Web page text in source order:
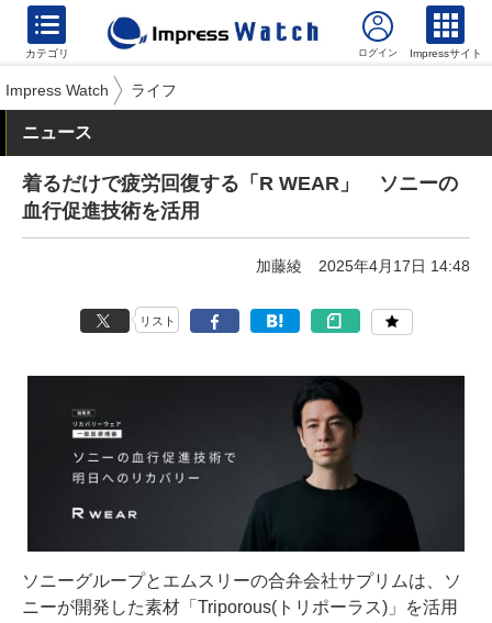
カテゴリ Impressサイト
Impress Watch ライフ
ニュース
着るだけで疲労回復する「R WEAR」 ソニーの
血行促進技術を活用
加藤綾 2025年4月17日 14:48
リスト
ソニーグループとエムスリーの合弁会社サプリムは、ソ
ニーが開発した素材「Triporous(トリポーラス)」を活用